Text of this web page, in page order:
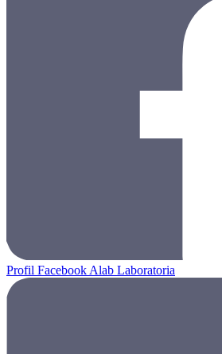
Profil Facebook Alab Laboratoria